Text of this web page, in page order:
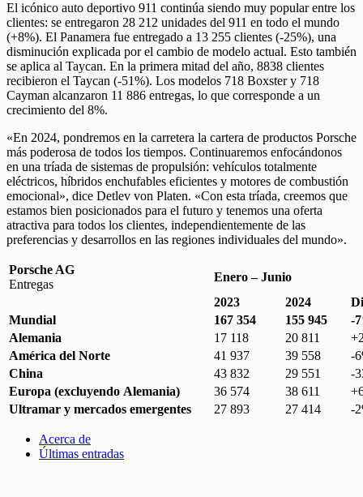
El icónico auto deportivo 911 continúa siendo muy popular entre los
clientes: se entregaron 28 212 unidades del 911 en todo el mundo
(+8%). El Panamera fue entregado a 13 255 clientes (-25%), una
disminución explicada por el cambio de modelo actual. Esto también
se aplica al Taycan. En la primera mitad del año, 8838 clientes
recibieron el Taycan (-51%). Los modelos 718 Boxster y 718
Cayman alcanzaron 11 886 entregas, lo que corresponde a un
crecimiento del 8%.
«En 2024, pondremos en la carretera la cartera de productos Porsche
más poderosa de todos los tiempos. Continuaremos enfocándonos
en una tríada de sistemas de propulsión: vehículos totalmente
eléctricos, híbridos enchufables eficientes y motores de combustión
emocional», dice Detlev von Platen. «Con esta tríada, creemos que
estamos bien posicionados para el futuro y tenemos una oferta
atractiva para todos los clientes, independientemente de las
preferencias y desarrollos en las regiones individuales del mundo».
Porsche AG
Entregas
Enero – Junio
2023
2024
Mundial
167 354 155 945
-
Alemania
17 118 20 811
América del Norte
41 937 39 558
-
China
43 832 29 551
-
Europa (excluyendo Alemania)
36 574 38 611
Ultramar y mercados emergentes
27 893 27 414 -
Acerca de
Últimas entradas